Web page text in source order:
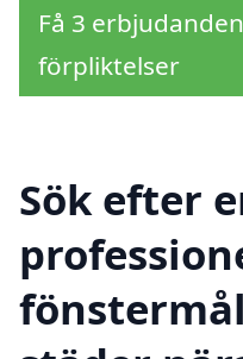
Få 3
förpliktelser
Sök efter